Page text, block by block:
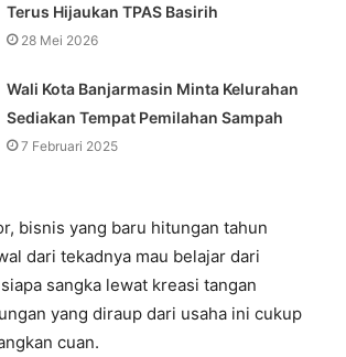
Terus Hijaukan TPAS Basirih
28 Mei 2026
Wali Kota Banjarmasin Minta Kelurahan
Sediakan Tempat Pemilahan Sampah
7 Februari 2025
bisnis yang baru hitungan tahun
dari tekadnya mau belajar dari
sangka lewat kreasi tangan
yang diraup dari usaha ini cukup
cuan.